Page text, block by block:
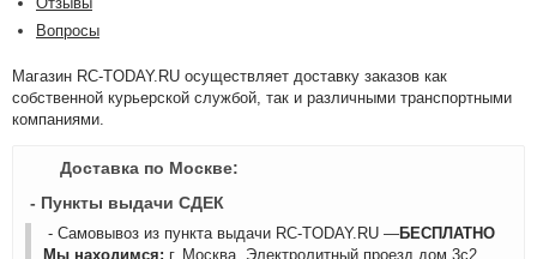
Вопросы
Магазин RC-TODAY.RU осуществляет доставку заказов как
собственной курьерской службой, так и различными транспортными
компаниями.
Доставка по Москве:
- Пункты выдачи СДЕК
- Самовывоз из пункта выдачи RC-TODAY.RU —БЕСПЛАТНО
Мы находимся: г. Москва, Электролитный проезд дом 3с2,